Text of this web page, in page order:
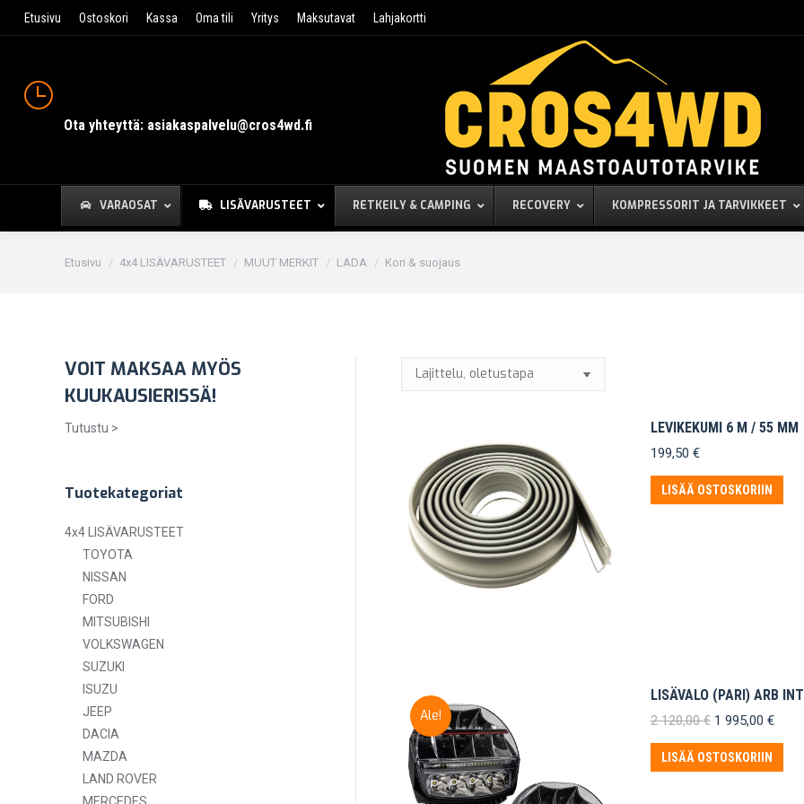
Etusivu Ostoskori Kassa Oma tili Yritys Maksutavat Lahjakortti
Ota yhteyttä: asiakaspalvelu@cros4wd.fi
VARAOSAT LISÄVARUSTEET RETKEILY & CAMPING RECOVERY KOMPRESSORIT JA TARVIKKEET
You are here:
Etusivu 4x4 LISÄVARUSTEET MUUT MERKIT LADA Kori & suojaus
LEVIKEKUMI 6 M / 55 MM
199,50 €
LISÄÄ OSTOSKORIIN
Ale!
LISÄVALO (PARI) ARB
2 120,00€ Alkuperäinen
oli:
2
1 995,00 €
1
LISÄÄ OSTOSKORIIN
VOIT MAKSAA MYÖS
KUUKAUSIERISSÄ!
Tutustu >
Tuotekategoriat
4x4 LISÄVARUSTEET
TOYOTA
NISSAN
FORD
MITSUBISHI
VOLKSWAGEN
SUZUKI
ISUZU
JEEP
DACIA
MAZDA
LAND ROVER